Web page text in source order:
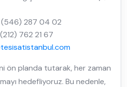
(546) 287 04 02
762 21 67
ön planda tutarak, her zaman
hedefliyoruz. Bu nedenle,